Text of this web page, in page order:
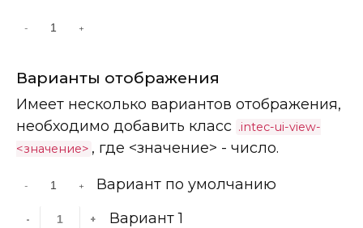
- +
Варианты отображения
Имеет несколько вариантов отображения,
необходимо добавить класс .intec-ui-view-
<значение> , где <значение> - число.
- + Вариант по умолчанию
- + Вариант 1